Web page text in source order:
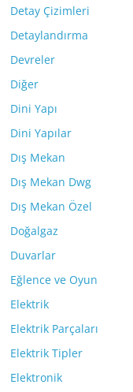
Detay Çizimleri
Detaylandırma
Devreler
Diğer
Dini Yapı
Dini Yapılar
Dış Mekan
Dış Mekan Dwg
Dış Mekan Özel
Doğalgaz
Duvarlar
Eğlence ve Oyun
Elektrik
Elektrik Parçaları
Elektrik Tipler
Elektronik